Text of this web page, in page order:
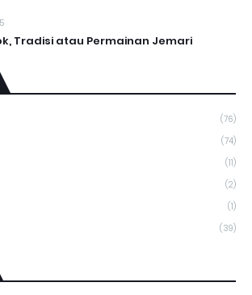
Tradisi atau Permainan Jemari
(76)
(74)
(11)
(2)
(1)
(39)